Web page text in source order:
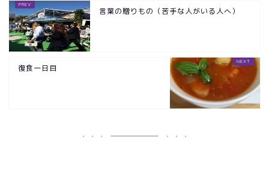
言葉の贈りもの（苦手な人がいる人へ）
復食一日目